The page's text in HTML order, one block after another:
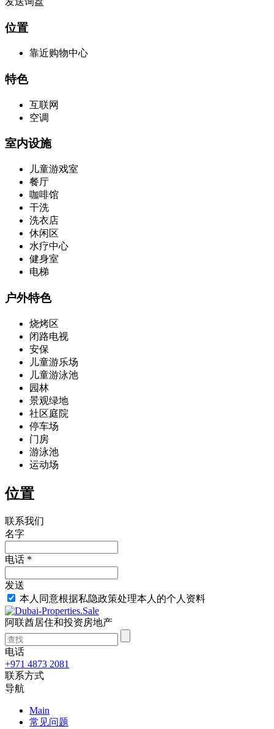
位置
靠近购物中心
特色
互联网
空调
室内设施
儿童游戏室
餐厅
咖啡馆
干洗
洗衣店
休闲区
水疗中心
健身室
电梯
户外特色
烧烤区
闭路电视
安保
儿童游乐场
儿童游泳池
园林
景观绿地
社区庭院
停车场
门房
游泳池
运动场
位置
联系我们
名字
电话 *
发送
本人同意根据私隐政策处理本人的个人资料
阿联酋居住和投资房地产
电话
+971 4873 2081
联系方式
导航
Main
常见问题